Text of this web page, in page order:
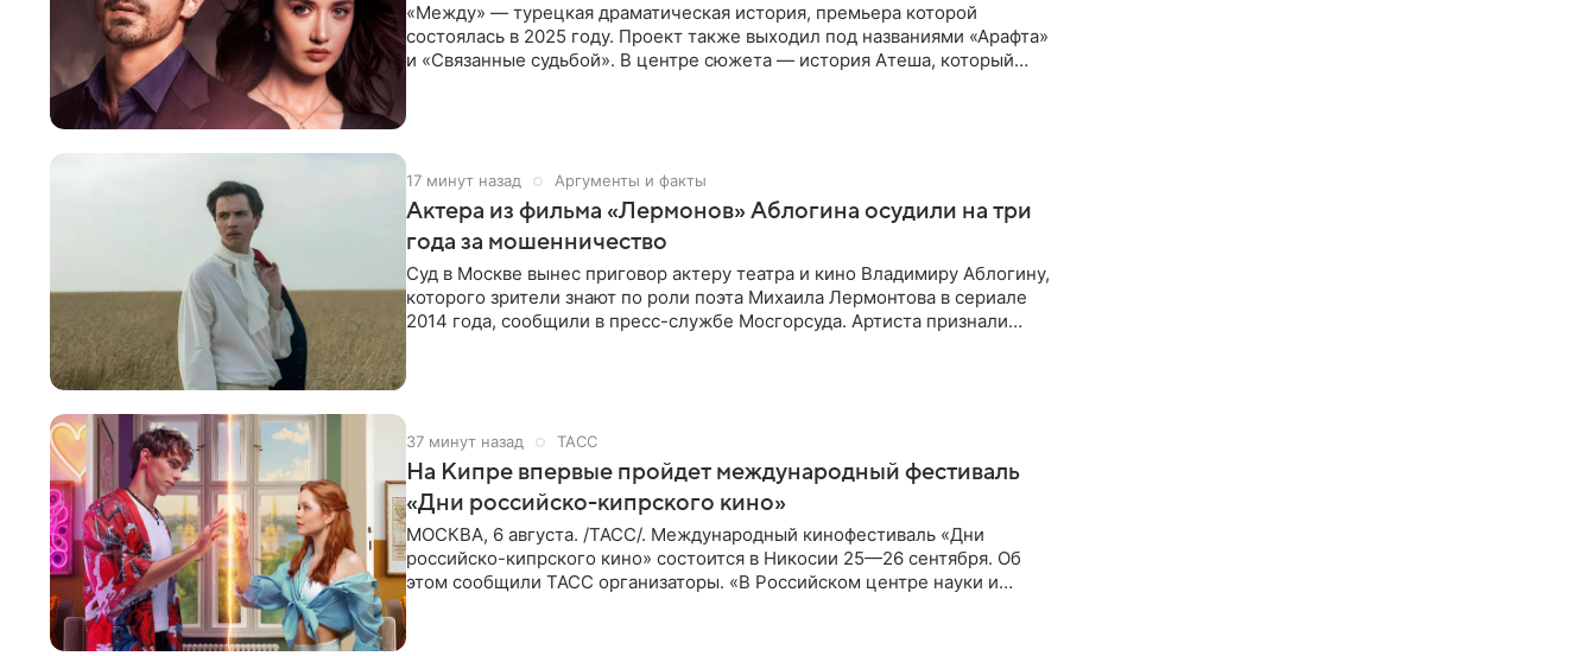
«Между» — турецкая драматическая история, премьера которой
состоялась в 2025 году. Проект также выходил под названиями «Арафта»
и «Связанные судьбой». В центре сюжета — история Атеша, который
17 минут назад Аргументы и факты
Актера из фильма «Лермонов» Аблогина осудили на три
года за мошенничество
Суд в Москве вынес приговор актеру театра и кино Владимиру Аблогину,
которого зрители знают по роли поэта Михаила Лермонтова в сериале
2014 года, сообщили в пресс-службе Мосгорсуда. Артиста признали
37 минут назад ТАСС
На Кипре впервые пройдет международный фестиваль
«Дни российско-кипрского кино»
МОСКВА, 6 августа. /ТАСС/. Международный кинофестиваль «Дни
российско-кипрского кино» состоится в Никосии 25—26 сентября. Об
этом сообщили ТАСС организаторы. «В Российском центре науки и